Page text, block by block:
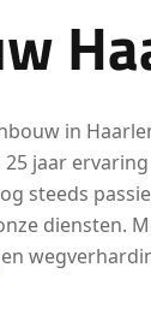
in
jaar
steeds
diensten.
en